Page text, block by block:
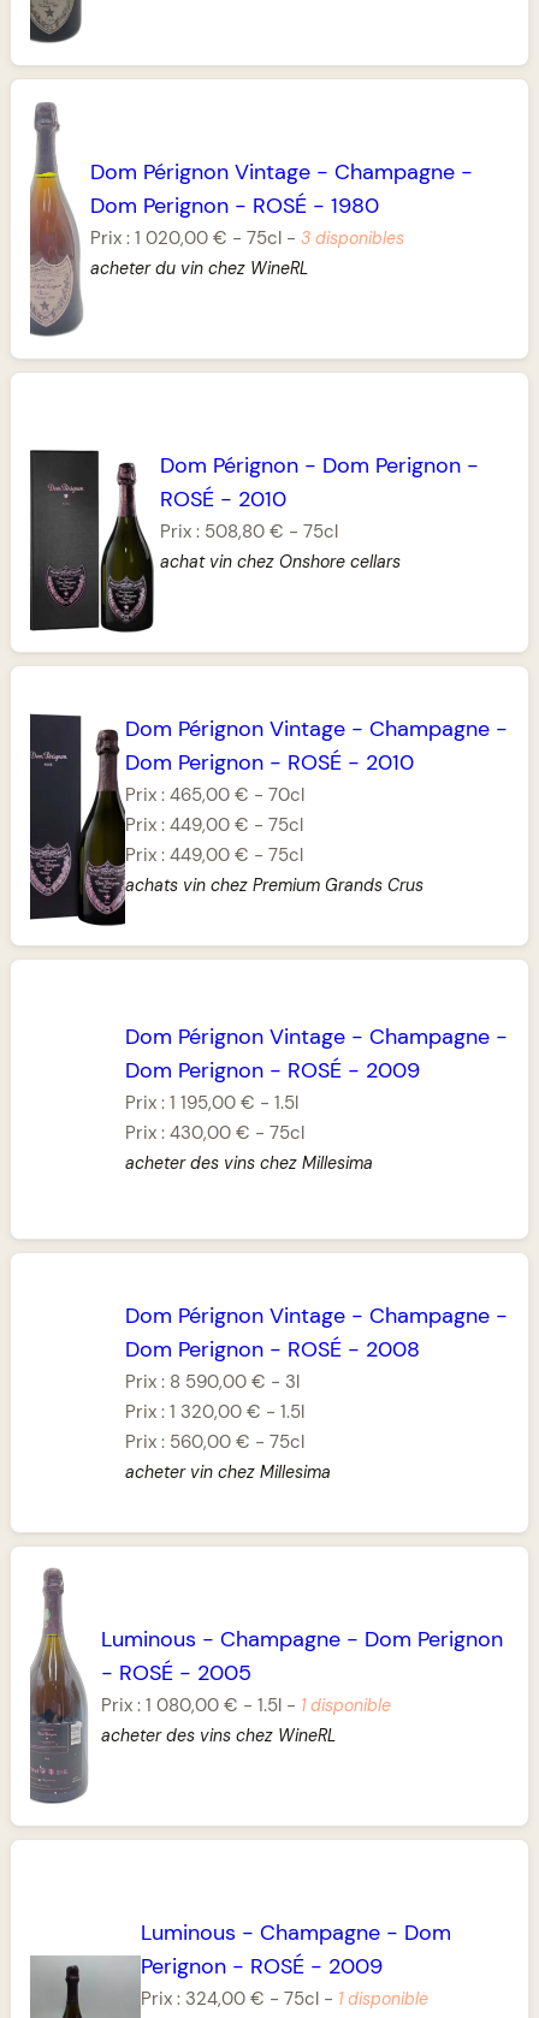
Dom Pérignon Vintage - Champagne -
Dom Perignon - ROSÉ -1980
Prix :1 020,00 € -75cl -3 disponibles
acheter du vin chez WineRL
Dom Pérignon - Dom Perignon -
ROSÉ - 2010
Prix : 508,80 € -75cl
achat vin chez Onshore cellars
Dom Pérignon Vintage - Champagne -
Dom Perignon - ROSÉ - 2010
Prix :465,00 € -70cl
Prix :449,00 € -75cl
Prix :449,00 € -75cl
achats vin chez Premium Grands Crus
Dom Pérignon Vintage- Champagne-
Dom Perignon- ROSÉ- 2009
Prix : 1 195,00 € - 1.5l
Prix : 430,00 € - 75cl
acheter des vins chez Millesima
Dom Pérignon Vintage- Champagne-
Dom Perignon- ROSÉ- 2008
Prix : 8 590,00 € - 3l
Prix : 1 320,00 € - 1.5l
Prix : 560,00 € - 75cl
acheter vin chez Millesima
Luminous - Champagne - Dom Perignon
- ROSÉ - 2005
Prix :1 080,00 € -1.5l - 1 disponible
acheter des vins chez WineRL
Luminous - Champagne - Dom
Perignon - ROSÉ - 2009
Prix : 324,00 € -75cl - 1 disponible